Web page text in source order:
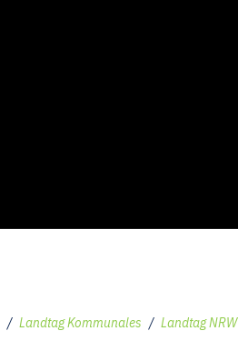
/ Landtag Kommunales / Landtag NRW